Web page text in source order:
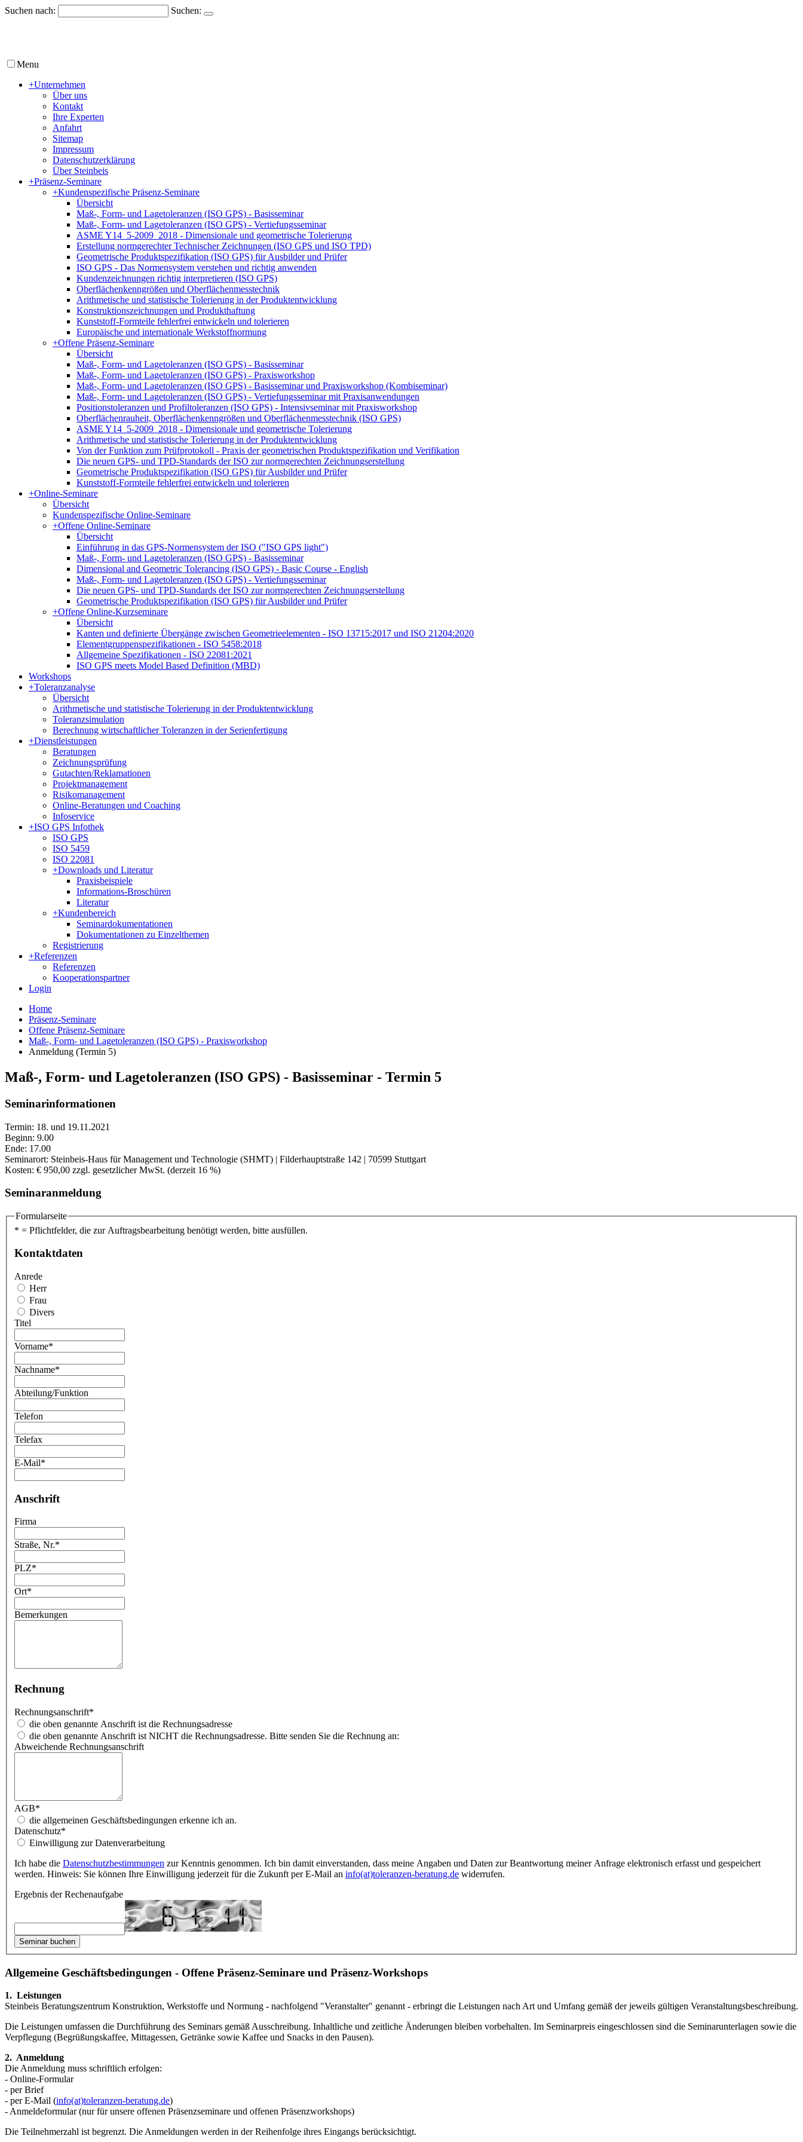
Suchen nach: Suchen:
Menu
+Unternehmen
Über uns
Kontakt
Ihre Experten
Anfahrt
Sitemap
Impressum
Datenschutzerklärung
Über Steinbeis
+Präsenz-Seminare
+Kundenspezifische Präsenz-Seminare
Übersicht
Maß-, Form- und Lagetoleranzen (ISO GPS) - Basisseminar
Maß-, Form- und Lagetoleranzen (ISO GPS) - Vertiefungsseminar
ASME Y14_5-2009_2018 - Dimensionale und geometrische Tolerierung
Erstellung normgerechter Technischer Zeichnungen (ISO GPS und ISO TPD)
Geometrische Produktspezifikation (ISO GPS) für Ausbilder und Prüfer
ISO GPS - Das Normensystem verstehen und richtig anwenden
Kundenzeichnungen richtig interpretieren (ISO GPS)
Oberflächenkenngrößen und Oberflächenmesstechnik
Arithmetische und statistische Tolerierung in der Produktentwicklung
Konstruktionszeichnungen und Produkthaftung
Kunststoff-Formteile fehlerfrei entwickeln und tolerieren
Europäische und internationale Werkstoffnormung
+Offene Präsenz-Seminare
Übersicht
Maß-, Form- und Lagetoleranzen (ISO GPS) - Basisseminar
Maß-, Form- und Lagetoleranzen (ISO GPS) - Praxisworkshop
Maß-, Form- und Lagetoleranzen (ISO GPS) - Basisseminar und Praxisworkshop (Kombiseminar)
Maß-, Form- und Lagetoleranzen (ISO GPS) - Vertiefungsseminar mit Praxisanwendungen
Positionstoleranzen und Profiltoleranzen (ISO GPS) - Intensivseminar mit Praxisworkshop
Oberflächenrauheit, Oberflächenkenngrößen und Oberflächenmesstechnik (ISO GPS)
ASME Y14_5-2009_2018 - Dimensionale und geometrische Tolerierung
Arithmetische und statistische Tolerierung in der Produktentwicklung
Von der Funktion zum Prüfprotokoll - Praxis der geometrischen Produktspezifikation und Verifikation
Die neuen GPS- und TPD-Standards der ISO zur normgerechten Zeichnungserstellung
Geometrische Produktspezifikation (ISO GPS) für Ausbilder und Prüfer
Kunststoff-Formteile fehlerfrei entwickeln und tolerieren
+Online-Seminare
Übersicht
Kundenspezifische Online-Seminare
+Offene Online-Seminare
Übersicht
Einführung in das GPS-Normensystem der ISO ("ISO GPS light")
Maß-, Form- und Lagetoleranzen (ISO GPS) - Basisseminar
Dimensional and Geometric Tolerancing (ISO GPS) - Basic Course - English
Maß-, Form- und Lagetoleranzen (ISO GPS) - Vertiefungsseminar
Die neuen GPS- und TPD-Standards der ISO zur normgerechten Zeichnungserstellung
Geometrische Produktspezifikation (ISO GPS) für Ausbilder und Prüfer
+Offene Online-Kurzseminare
Übersicht
Kanten und definierte Übergänge zwischen Geometrieelementen - ISO 13715:2017 und ISO 21204:2020
Elementgruppenspezifikationen - ISO 5458:2018
Allgemeine Spezifikationen - ISO 22081:2021
ISO GPS meets Model Based Definition (MBD)
Workshops
+Toleranzanalyse
Übersicht
Arithmetische und statistische Tolerierung in der Produktentwicklung
Toleranzsimulation
Berechnung wirtschaftlicher Toleranzen in der Serienfertigung
+Dienstleistungen
Beratungen
Zeichnungsprüfung
Gutachten/Reklamationen
Projektmanagement
Risikomanagement
Online-Beratungen und Coaching
Infoservice
+ISO GPS Infothek
ISO GPS
ISO 5459
ISO 22081
+Downloads und Literatur
Praxisbeispiele
Informations-Broschüren
Literatur
+Kundenbereich
Seminardokumentationen
Dokumentationen zu Einzelthemen
Registrierung
+Referenzen
Referenzen
Kooperationspartner
Login
Home
Präsenz-Seminare
Offene Präsenz-Seminare
Maß-, Form- und Lagetoleranzen (ISO GPS) - Praxisworkshop
Anmeldung (Termin 5)
Maß-, Form- und Lagetoleranzen (ISO GPS) - Basisseminar - Termin 5
Seminarinformationen
Termin: 18. und 19.11.2021
Beginn: 9.00
Ende: 17.00
Seminarort: Steinbeis-Haus für Management und Technologie (SHMT) | Filderhauptstraße 142 | 70599 Stuttgart
Kosten: € 950,00 zzgl. gesetzlicher MwSt. (derzeit 16 %)
Seminaranmeldung
Formularseite
* = Pflichtfelder, die zur Auftragsbearbeitung benötigt werden, bitte ausfüllen.
Kontaktdaten
Anrede
Herr
Frau
Divers
Titel
Vorname*
Nachname*
Abteilung/Funktion
Telefon
Telefax
E-Mail*
Anschrift
Firma
Straße, Nr.*
PLZ*
Ort*
Bemerkungen
Rechnung
Rechnungsanschrift*
die oben genannte Anschrift ist die Rechnungsadresse
die oben genannte Anschrift ist NICHT die Rechnungsadresse. Bitte senden Sie die Rechnung an:
Abweichende Rechnungsanschrift
AGB*
die allgemeinen Geschäftsbedingungen erkenne ich an.
Datenschutz*
Einwilligung zur Datenverarbeitung
Ich habe die Datenschutzbestimmungen zur Kenntnis genommen. Ich bin damit einverstanden, dass meine Angaben und Daten zur Beantwortung meiner Anfrage elektronisch erfasst und gespeichert
werden. Hinweis: Sie können Ihre Einwilligung jederzeit für die Zukunft per E-Mail an info(at)toleranzen-beratung.de widerrufen.
Ergebnis der Rechenaufgabe
Allgemeine Geschäftsbedingungen - Offene Präsenz-Seminare und Präsenz-Workshops
1. Leistungen
Steinbeis Beratungszentrum Konstruktion, Werkstoffe und Normung - nachfol­gend "Veranstalter" genannt - erbringt die Leistungen nach Art und Umfang gemäß der jeweils gültigen Veranstaltungsbeschreibung.
Die Leistungen umfassen die Durchführung des Seminars gemäß Aus­schrei­bung. Inhaltliche und zeitliche Änderungen bleiben vorbe­halten. Im Seminar­preis eingeschlossen sind die Seminarunterlagen sowie die
Verpfle­gung (Begrüßungskaffee, Mittag­essen, Getränke sowie Kaffee und Snacks in den Pausen).
2. Anmeldung
Die Anmeldung muss schriftlich erfolgen:
- Online-Formular
- per Brief
- per E-Mail (info(at)toleranzen-beratung.de)
- Anmeldeformular (nur für unsere offenen Präsenzseminare und offenen Präsenzworkshops)
Die Teilnehmerzahl ist begrenzt. Die Anmeldungen werden in der Rei­henfolge ihres Eingangs berücksichtigt.